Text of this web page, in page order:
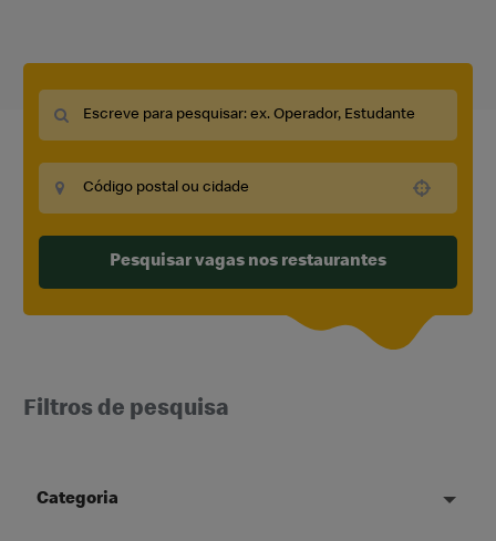
Pesquisar vagas nos restaurantes
Filtros de pesquisa
Categoria